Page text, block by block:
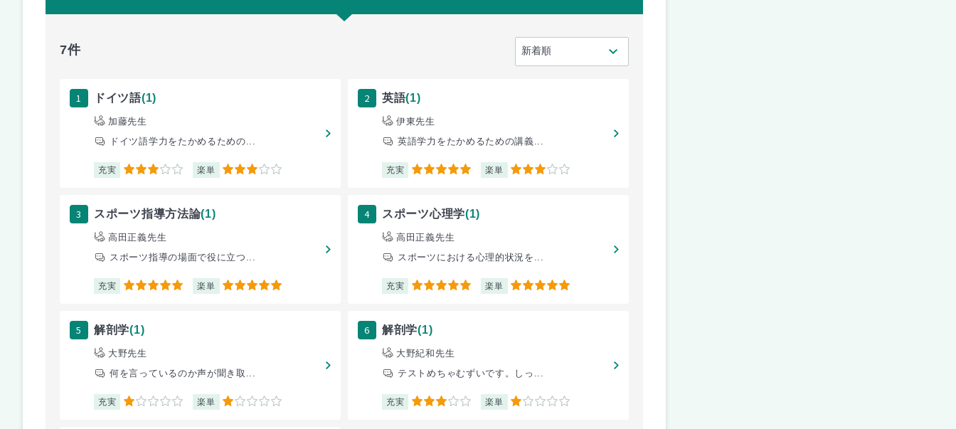
7件
1 ドイツ語(1)
加藤先生
ドイツ語学力をたかめるための...
充実 3 楽単 3
2 英語(1)
伊東先生
英語学力をたかめるための講義...
充実 5 楽単 3
3 スポーツ指導方法論(1)
高田正義先生
スポーツ指導の場面で役に立つ...
充実 5 楽単 5
4 スポーツ心理学(1)
高田正義先生
スポーツにおける心理的状況を...
充実 5 楽単 5
5 解剖学(1)
大野先生
何を言っているのか声が聞き取...
充実 1 楽単 1
6 解剖学(1)
大野紀和先生
テストめちゃむずいです。しっ...
充実 3 楽単 1